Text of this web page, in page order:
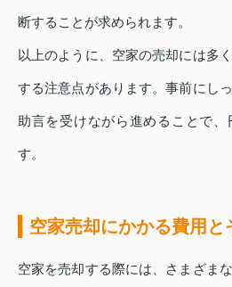
断することが求められます。
以上のように、空家の売却には多
する注意点があります。事前にし
助言を受けながら進めることで、
す。
空家売却にかかる費用と
空家を売却する際には、さまざま